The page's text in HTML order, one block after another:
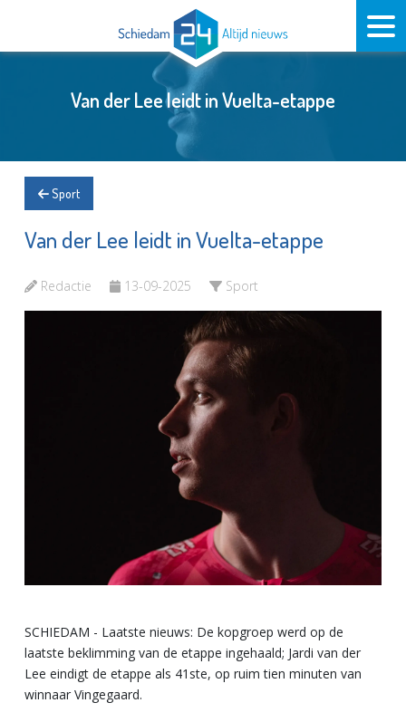
Van der Lee leidt in Vuelta-etappe
Sport
Van der Lee leidt in Vuelta-etappe
Redactie 13-09-2025 Sport
SCHIEDAM - Laatste nieuws: De kopgroep werd op de
laatste beklimming van de etappe ingehaald; Jardi van der
Lee eindigt de etappe als 41ste, op ruim tien minuten van
winnaar Vingegaard.